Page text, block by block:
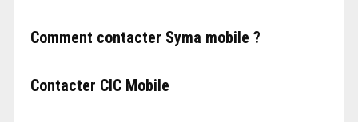
Comment contacter Syma mobile ?
Contacter CIC Mobile